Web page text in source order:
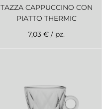
TAZZA CAPPUCCINO CON
PIATTO THERMIC
7,03 € / pz.